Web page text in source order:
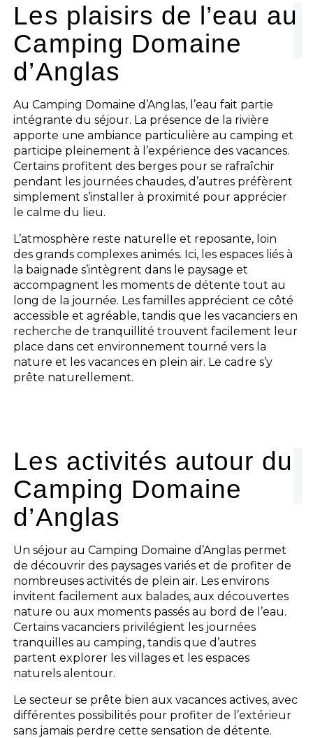
Les plaisirs de l’eau au
Camping Domaine
d’Anglas
Au Camping Domaine d’Anglas, l’eau fait partie
intégrante du séjour. La présence de la rivière
apporte une ambiance particulière au camping et
participe pleinement à l’expérience des vacances.
Certains profitent des berges pour se rafraîchir
pendant les journées chaudes, d’autres préfèrent
simplement s’installer à proximité pour apprécier
le calme du lieu.
L’atmosphère reste naturelle et reposante, loin
des grands complexes animés. Ici, les espaces liés à
la baignade s’intègrent dans le paysage et
accompagnent les moments de détente tout au
long de la journée. Les familles apprécient ce côté
accessible et agréable, tandis que les vacanciers en
recherche de tranquillité trouvent facilement leur
place dans cet environnement tourné vers la
nature et les vacances en plein air. Le cadre s’y
prête naturellement.
Les activités autour du
Camping Domaine
d’Anglas
Un séjour au Camping Domaine d’Anglas permet
de découvrir des paysages variés et de profiter de
nombreuses activités de plein air. Les environs
invitent facilement aux balades, aux découvertes
nature ou aux moments passés au bord de l’eau.
Certains vacanciers privilégient les journées
tranquilles au camping, tandis que d’autres
partent explorer les villages et les espaces
naturels alentour.
Le secteur se prête bien aux vacances actives, avec
différentes possibilités pour profiter de l’extérieur
sans jamais perdre cette sensation de détente.